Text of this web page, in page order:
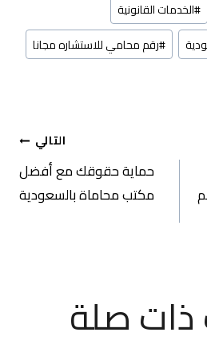
#الخدمات القانونية
#رقم محامي للاستشاره مجانا
أهم
التالي
حماية حقوقك مع أفضل
مكتب محاماة بالسعودية
صلة